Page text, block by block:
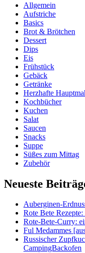
Allgemein
Aufstriche
Basics
Brot & Brötchen
Dessert
Dips
Eis
Frühstück
Gebäck
Getränke
Herzhafte
Kochbücher
Kuchen
Salat
Saucen
Snacks
Suppe
Süßes zum Mittag
Zubehör
Neueste
Auberginen-
Rote Bete
Rote-Bete-Curry:
Ful Medammes
Russischer
CampingBackofen